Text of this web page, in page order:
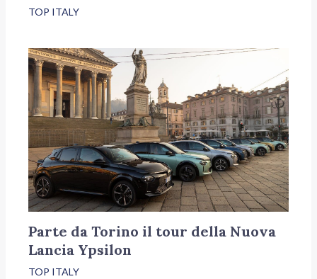
TOP ITALY
Parte da Torino il tour della Nuova
Lancia Ypsilon
TOP ITALY